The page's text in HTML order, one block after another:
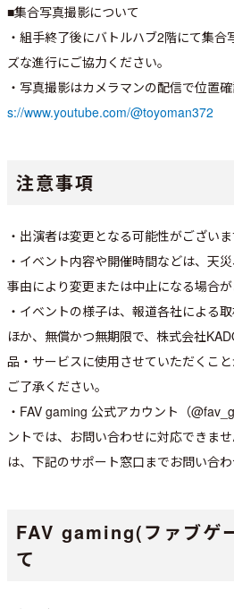
■集合写真撮影について
・組手終了後にバトルハブ2階にて集
ズな進行にご協力ください。
・写真撮影はカメラマンの配信で位置確
s://www.youtube.com/@toyoman372
注意事項
・出演者は変更となる可能性がございま
・イベント内容や開催時間などは、天
事由により変更または中止になる場合が
・イベントの様子は、報道各社による
ほか、無償かつ無期限で、株式会社
品・サービスに使用させていただくこ
ご了承ください。
・FAV gaming 公式アカウント（
ントでは、お問い合わせに対応できま
は、下記のサポート窓口までお問い合わ
FAV gaming(ファブゲ
て